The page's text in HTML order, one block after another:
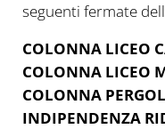
seguenti fermate
COLONNA LICEO
COLONNA LICEO
COLONNA
INDIPENDENZA